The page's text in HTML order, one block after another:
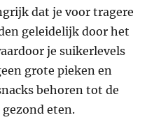
dat je voor tragere
geleidelijk door het
je suikerlevels
grote pieken en
behoren tot de
gezond eten.